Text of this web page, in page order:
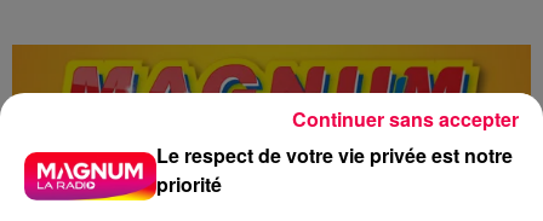
Le respect de votre vie privée est notre
priorité
Continuer sans accepter